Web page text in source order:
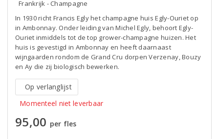
Frankrijk - Champagne
In 1930 richt Francis Egly het champagne huis Egly-Ouriet op
in Ambonnay. Onder leiding van Michel Egly, behoort Egly-
Ouriet inmiddels tot de top grower-champagne huizen. Het
huis is gevestigd in Ambonnay en heeft daarnaast
wijngaarden rondom de Grand Cru dorpen Verzenay, Bouzy
en Ay die zij biologisch bewerken.
Op verlanglijst
Momenteel niet leverbaar
95,00 per fles